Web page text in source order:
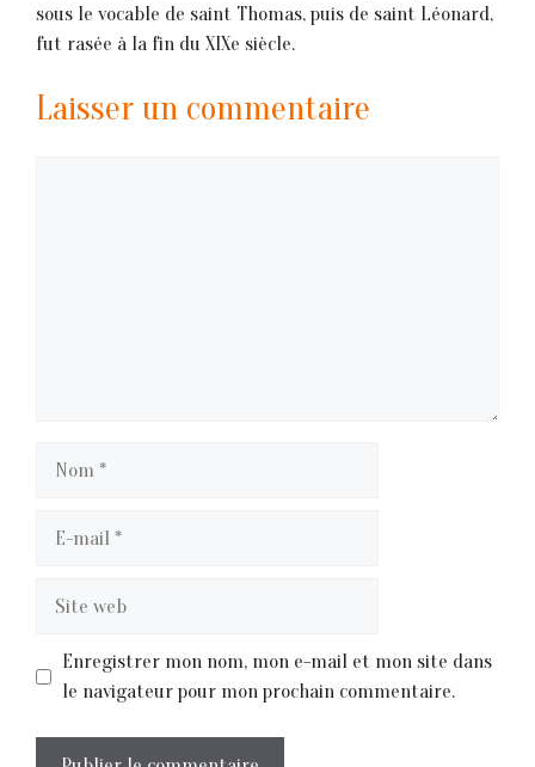
sous le vocable de saint Thomas, puis de saint Léonard,
fut rasée à la fin du XIXe siècle.
Laisser un commentaire
Enregistrer mon nom, mon e-mail et mon site dans
le navigateur pour mon prochain commentaire.